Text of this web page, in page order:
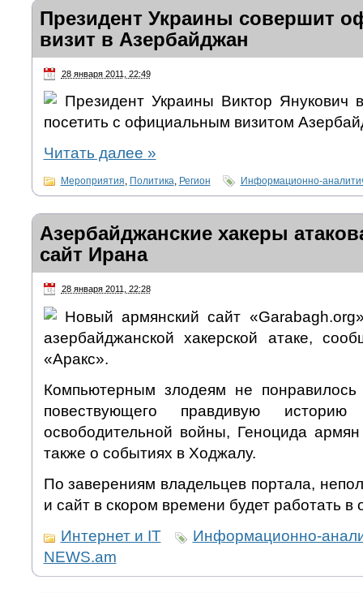
Президент Украины совершит
визит в Азербайджан
28 января 2011, 22:49
Президент Украины Виктор Янукович
посетить с официальным визитом
Читать далее »
Мероприятия, Политика, Регион Информационно-
Азербайджанские хакеры
сайт Ирана
28 января 2011, 22:28
Новый армянский сайт
азербайджанской хакерской атаке,
«Аракс».
Компьютерным злодеям не
повествующего правдивую историю
освободительной войны, Геноцида
также о событиях в Ходжалу.
По заверениям владельцев портала,
и сайт в скором времени будет работать
Интернет и IT
Информационно-
NEWS.am